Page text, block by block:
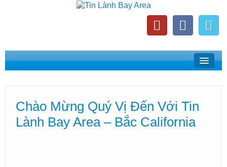
Home
Phát Thanh Tin Lành Bay Area
Các Hội Thánh Bắc California
Chào Mừng Quý Vị Đến Với Tin
Lành Bay Area – Bắc California